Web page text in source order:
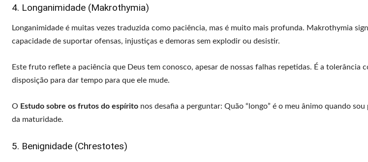
4. Longanimidade (Makrothymia)
Longanimidade é muitas vezes traduzida como paciência, mas é muito mais profunda. Makrothymia
capacidade de suportar ofensas, injustiças e demoras sem explodir ou desistir.
Este fruto reflete a paciência que Deus tem conosco, apesar de nossas falhas repetidas. É a tolerância
disposição para dar tempo para que ele mude.
O Estudo sobre os frutos do espírito nos desafia a perguntar: Quão “longo” é o meu ânimo quando
da maturidade.
5. Benignidade (Chrestotes)